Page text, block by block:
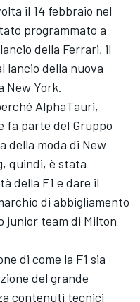
il 14 febbraio nel
programmato a
della Ferrari, il
lancio della nuova
New York.
AlphaTauri,
fa parte del Gruppo
della moda di New
quindi, è stata
della F1 e dare il
di abbigliamento
junior team di Milton
di come la F1 sia
del grande
contenuti tecnici